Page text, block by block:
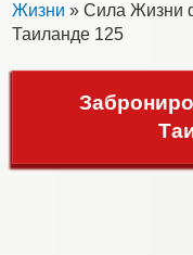
Жизни » Сила Жизни
Таиланде 125